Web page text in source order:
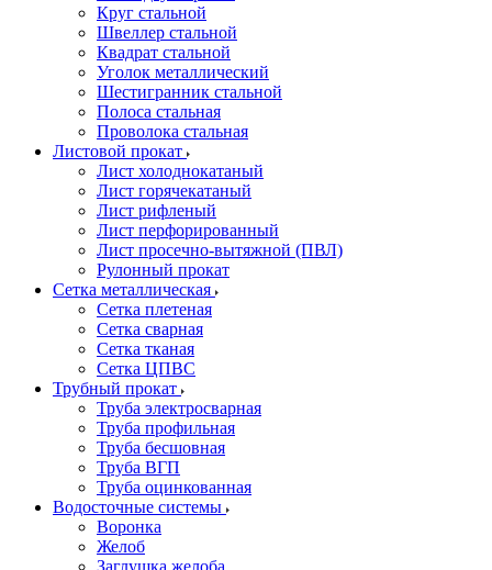
Круг стальной
Швеллер стальной
Квадрат стальной
Уголок металлический
Шестигранник стальной
Полоса стальная
Проволока стальная
Листовой прокат
Лист холоднокатаный
Лист горячекатаный
Лист рифленый
Лист перфорированный
Лист просечно-вытяжной (ПВЛ)
Рулонный прокат
Сетка металлическая
Сетка плетеная
Сетка сварная
Сетка тканая
Сетка ЦПВС
Трубный прокат
Труба электросварная
Труба профильная
Труба бесшовная
Труба ВГП
Труба оцинкованная
Водосточные системы
Воронка
Желоб
Заглушка желоба